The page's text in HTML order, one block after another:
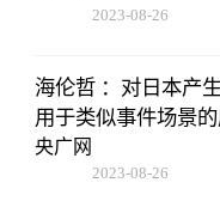
2023-08-26
海伦哲 ：对日本产
用于类似事件场景的
央广网
2023-08-26